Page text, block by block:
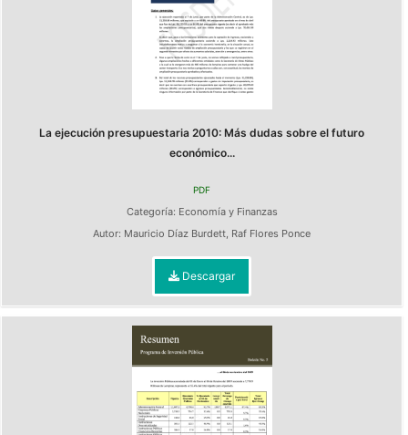
La ejecución presupuestaria 2010: Más dudas sobre el futuro
económico...
PDF
Categoría: Economía y Finanzas
Autor: Mauricio Díaz Burdett, Raf Flores Ponce
Descargar